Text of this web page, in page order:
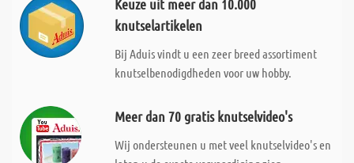
Keuze uit meer dan 10.000
knutselartikelen
Bij Aduis vindt u een zeer breed assortiment
knutselbenodigdheden voor uw hobby.
Meer dan 70 gratis knutselvideo's
Wij ondersteunen u met veel knutselvideo's en